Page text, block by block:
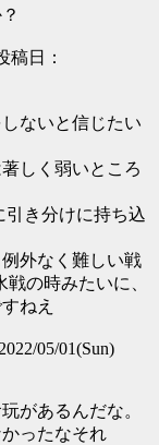
稿日：
ないと信じたい
しく弱いところ
引き分けに持ち込
外なく難しい戦
の時みたいに、
ねえ
05/01(Sun)
があるんだな。
ったなそれ